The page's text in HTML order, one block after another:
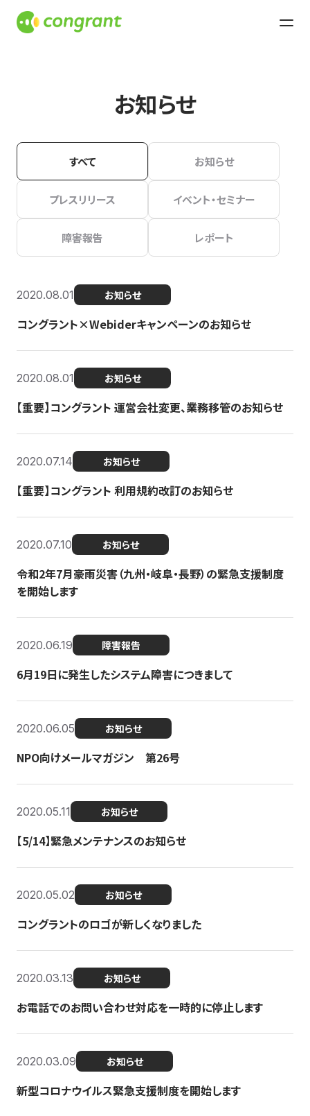
お知らせ
すべて お知らせ
プレスリリース イベント・セミナー
障害報告 レポート
2020.08.01 お知らせ
コングラント×Webiderキャンペーンのお知らせ
2020.08.01 お知らせ
【重要】コングラント 運営会社変更、業務移管のお知らせ
2020.07.14 お知らせ
【重要】コングラント 利用規約改訂のお知らせ
2020.07.10 お知らせ
令和2年7月豪雨災害（九州・岐阜・長野）の緊急支援制度
を開始します
2020.06.19 障害報告
6月19日に発生したシステム障害につきまして
2020.06.05 お知らせ
NPO向けメールマガジン 第26号
2020.05.11 お知らせ
【5/14】緊急メンテナンスのお知らせ
2020.05.02 お知らせ
コングラントのロゴが新しくなりました
2020.03.13 お知らせ
お電話でのお問い合わせ対応を一時的に停止します
2020.03.09 お知らせ
新型コロナウイルス緊急支援制度を開始します